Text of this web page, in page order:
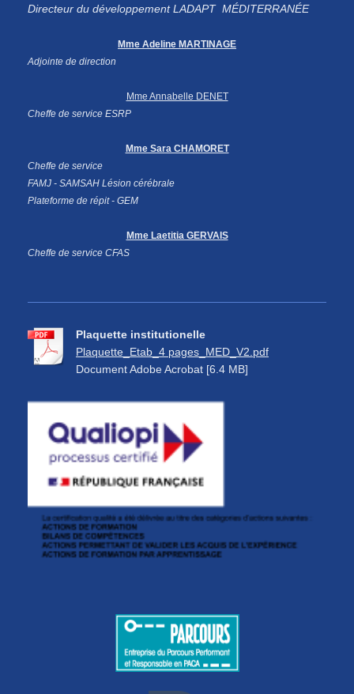
Directeur du développement LADAPT MÉDITERRANÉE
Mme Adeline MARTINAGE
Adjointe de direction
Mme Annabelle DENET
Cheffe de service ESRP
Mme Sara CHAMORET
Cheffe de service
FAMJ - SAMSAH Lésion cérébrale
Plateforme de répit - GEM
Mme Laetitia GERVAIS
Cheffe de service CFAS
Plaquette institutionelle
Plaquette_Etab_4 pages_MED_V2.pdf
Document Adobe Acrobat [6.4 MB]